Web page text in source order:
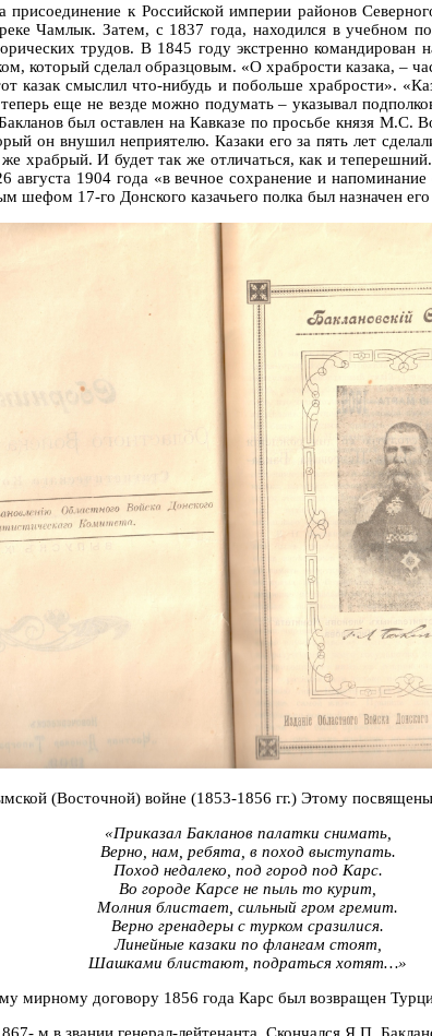
присоединение к Российской империи районов
Чамлык. Затем, с 1837 года, находился в
трудов. В 1845 году экстренно командирован
который сделал образцовым. «О храбрости казака, –
казак смыслил что-нибудь и побольше храбрости».
еще не везде можно подумать – указывал
был оставлен на Кавказе по просьбе князя
он внушил неприятелю. Казаки его за пять лет
храбрый. И будет так же отличаться, как и
1904 года «в вечное сохранение и
17-го Донского казачьего полка был назначен
(Восточной) войне (1853-1856 гг.) Этому
«Приказал Бакланов палатки снимать,
Верно, нам, ребята, в поход выступать.
Поход недалеко, под город под Карс.
Во городе Карсе не пыль то курит,
Молния блистает, сильный гром гремит.
Верно гренадеры с турком сразилися.
Линейные казаки по флангам стоят,
Шашками блистают, подраться хотят…»
мирному договору 1856 года Карс был возвращен